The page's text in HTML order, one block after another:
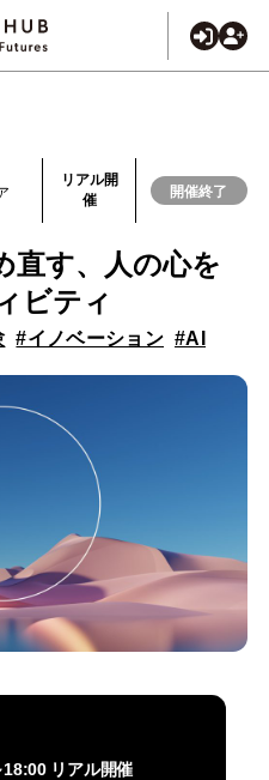
リアル開
催
開催終了
直す、人の心を
ビティ
#イノベーション #AI
リアル開催